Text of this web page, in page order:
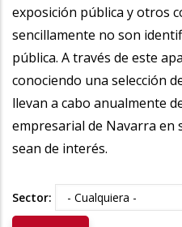
exposición pública y otros
sencillamente no son
pública. A través de este
conociendo una selección
llevan a cabo anualmente
empresarial de Navarra en
sean de interés.
Sector: